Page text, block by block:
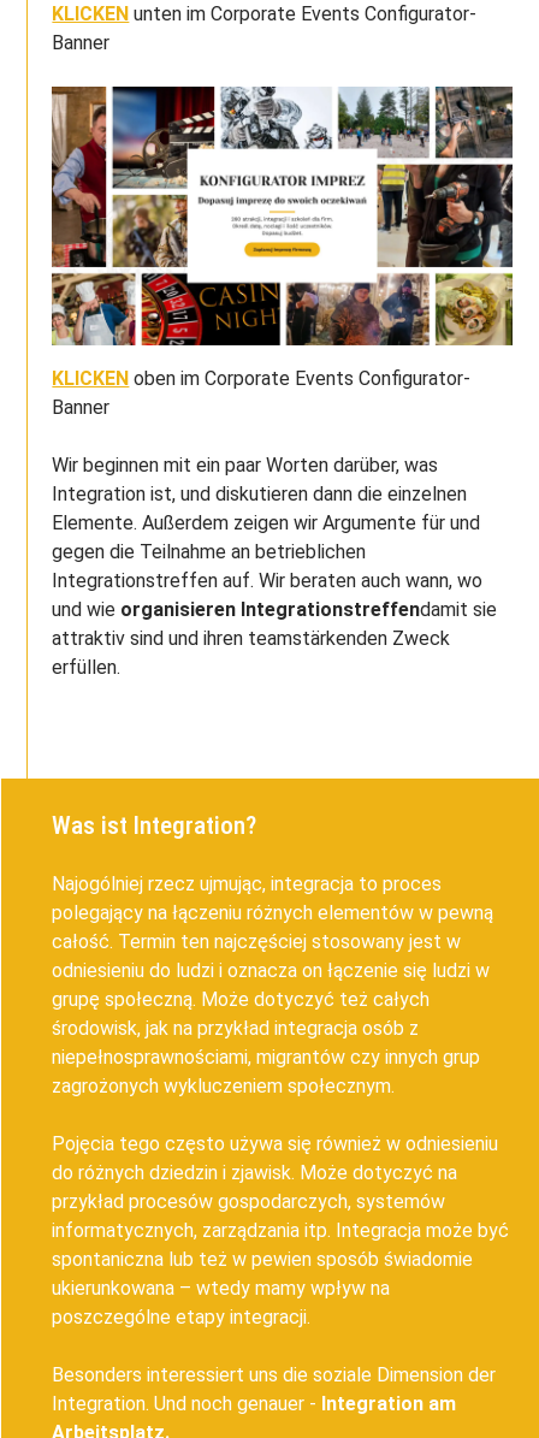
KLICKEN unten im Corporate Events Configurator-
Banner
KLICKEN oben im Corporate Events Configurator-
Banner
Wir beginnen mit ein paar Worten darüber, was
Integration ist, und diskutieren dann die einzelnen
Elemente. Außerdem zeigen wir Argumente für und
gegen die Teilnahme an betrieblichen
Integrationstreffen auf. Wir beraten auch wann, wo
und wie organisieren Integrationstreffendamit sie
attraktiv sind und ihren teamstärkenden Zweck
erfüllen.
Was ist Integration?
Najogólniej rzecz ujmując, integracja to proces
polegający na łączeniu różnych elementów w pewną
całość. Termin ten najczęściej stosowany jest w
odniesieniu do ludzi i oznacza on łączenie się ludzi w
grupę społeczną. Może dotyczyć też całych
środowisk, jak na przykład integracja osób z
niepełnosprawnościami, migrantów czy innych grup
zagrożonych wykluczeniem społecznym.
Pojęcia tego często używa się również w odniesieniu
do różnych dziedzin i zjawisk. Może dotyczyć na
przykład procesów gospodarczych, systemów
informatycznych, zarządzania itp. Integracja może być
spontaniczna lub też w pewien sposób świadomie
ukierunkowana – wtedy mamy wpływ na
poszczególne etapy integracji.
Besonders interessiert uns die soziale Dimension der
Integration. Und noch genauer - Integration am
Arbeitsplatz.